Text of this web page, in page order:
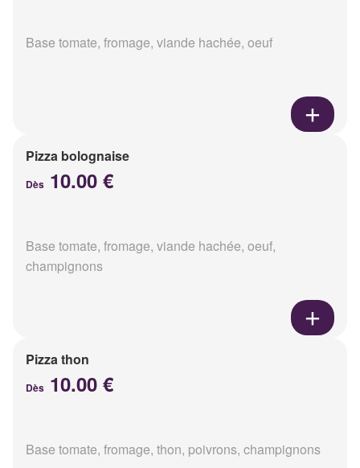
Base tomate, fromage, viande hachée, oeuf
Pizza bolognaise
Dès 10.00 €
Base tomate, fromage, viande hachée, oeuf,
champignons
Pizza thon
Dès 10.00 €
Base tomate, fromage, thon, poivrons, champignons